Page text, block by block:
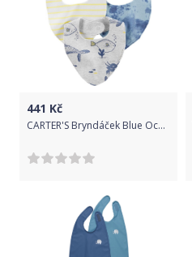
441 Kč
CARTER'S Bryndáček Blue Ocean chlapec LBB 3ks